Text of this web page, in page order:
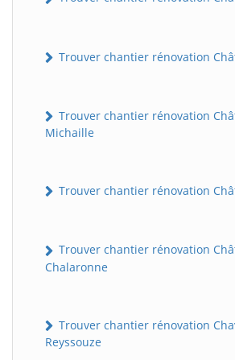
Trouver chantier rénovation
Trouver chantier rénovation
Michaille
Trouver chantier rénovation
Trouver chantier rénovation
Chalaronne
Trouver chantier rénovation
Reyssouze